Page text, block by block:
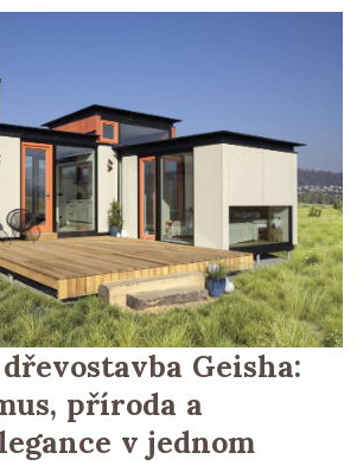
Geisha:
příroda a
v jednom